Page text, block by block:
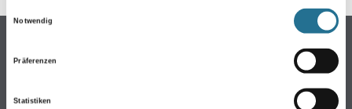
Notwendig
Präferenzen
Statistiken